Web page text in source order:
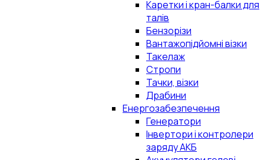
Каретки і кран-балки для
талів
Бензорізи
Вантажопідйомні візки
Такелаж
Стропи
Тачки, візки
Драбини
Енергозабезпечення
Генератори
Інвертори і контролери
заряду АКБ